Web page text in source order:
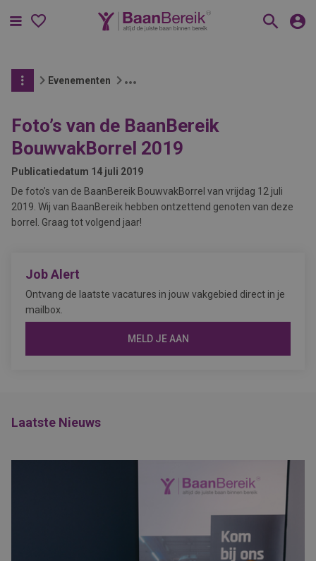
Menu
Evenementen
Foto’s van de BaanBereik
BouwvakBorrel 2019
Publicatiedatum 14 juli 2019
De foto’s van de BaanBereik BouwvakBorrel van vrijdag 12 juli
2019. Wij van BaanBereik hebben ontzettend genoten van deze
borrel. Graag tot volgend jaar!
Job Alert
Ontvang de laatste vacatures in jouw vakgebied direct in je
mailbox.
MELD JE AAN
Laatste Nieuws